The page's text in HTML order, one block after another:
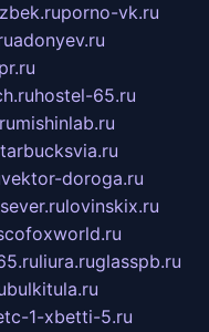
porno-vk.ru
adonyev.ru
hostel-65.ru
mishinlab.ru
vektor-doroga.ru
lovinskix.ru
liura.ruglasspb.ru
bulkitula.ru
1-xbetti-5.ru